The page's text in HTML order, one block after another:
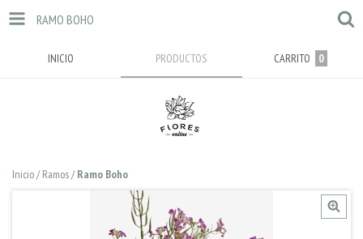
RAMO BOHO
INICIO PRODUCTOS CARRITO 0
Inicio/ Ramos/ Ramo Boho